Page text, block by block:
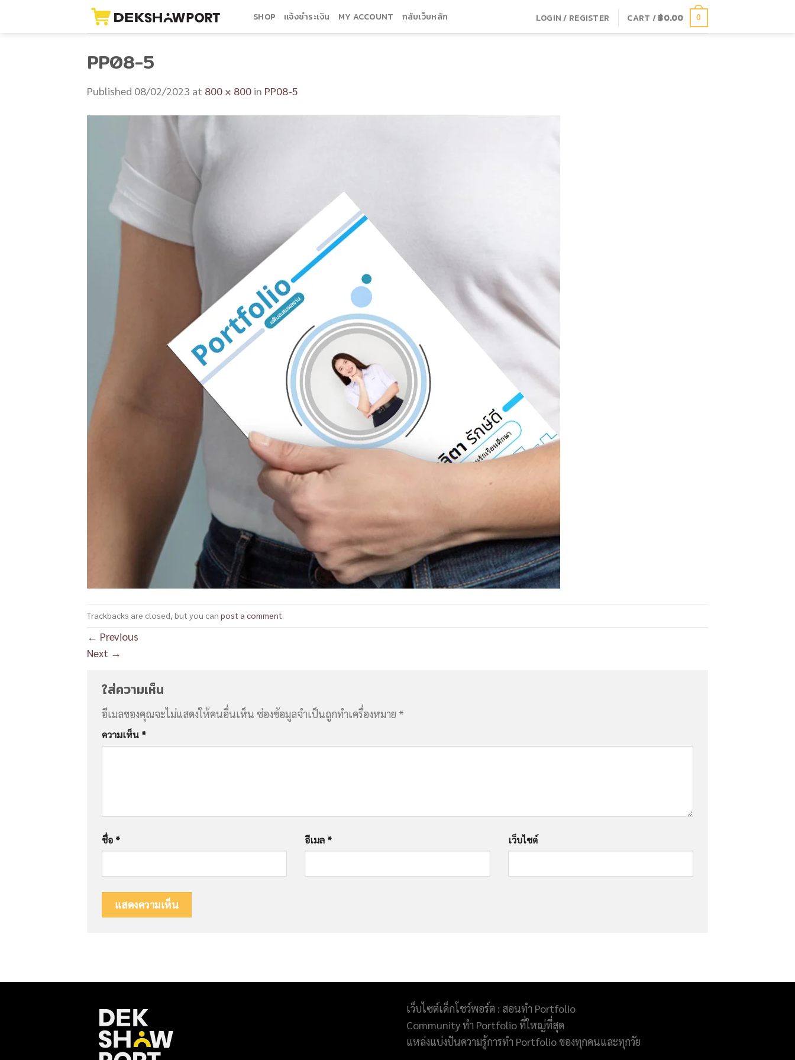
SHOP แจ้งชำระเงิน MY ACCOUNT กลับเว็บหลัก LOGIN / REGISTER CART /฿0.00 0
PP08-5
Published 08/02/2023 at 800 × 800 in PP08-5
Trackbacks are closed, but you can post a comment.
← Previous
Next →
ใส่ความเห็น
อีเมลของคุณจะไม่แสดงให้คนอื่นเห็น ช่องข้อมูลจำเป็นถูกทำเครื่องหมาย *
ความเห็น *
ชื่อ * อีเมล * เว็บไซต์
เว็บไซต์เด็กโชว์พอร์ต : สอนทำ Portfolio
Community ทำ Portfolio ที่ใหญ่ที่สุด
แหล่งแบ่งปันความรู้การทำ Portfolio ของทุกคนและทุกวัย